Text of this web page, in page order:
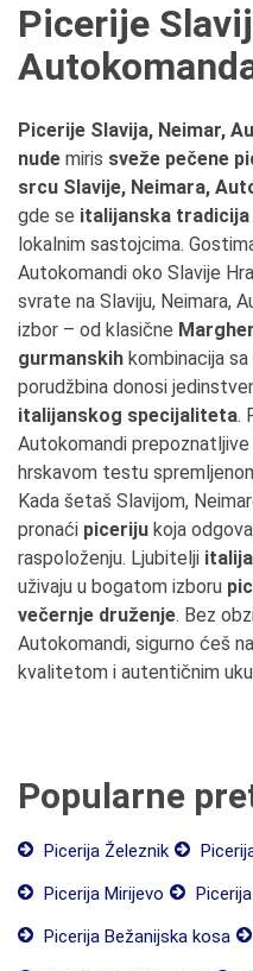
Picerije
Picerije Slavija, Neimar,
nude miris sveže pečene
srcu Slavije, Neimara,
gde se italijanska tradicija
lokalnim sastojcima.
Autokomandi oko Slavije
svrate na Slaviju, Neimara,
izbor – od klasične
gurmanskih kombinacija
porudžbina donosi
italijanskog specijaliteta.
Autokomandi
hrskavom testu
Kada šetaš Slavijom,
pronaći piceriju koja
raspoloženju. Ljubitelji
uživaju u bogatom izboru
večernje druženje. Bez
Autokomandi, sigurno ćeš
kvalitetom i autentičnim
Popularne
Picerija Železnik
Picerija Mirijevo
Picerija Bežanijska kosa